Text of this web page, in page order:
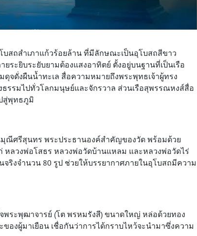
สถสำเภาแก้วร้อยล้าน ที่มีลักษณะเป็นอุโบสถสีขาว
ระยิบระยับยามต้องแสงอาทิตย์ ตั้งอยู่บนฐานที่เป็นเรือ
จดั่งผืนน้ำทะเล สื่อความหมายถึงพระพุทธเจ้าผู้ทรง
รรมไปทั่วโลกมนุษย์และจักรวาล ส่วนเรือสุพรรณหงส์สื่อ
สู่พุทธภูมิ
ณีศรีสุนทร พระประธานองค์สำคัญของวัด พร้อมด้วย
ลวงพ่อโสธร หลวงพ่อวัดบ้านแหลม และหลวงพ่อวัดไร่
ริงจำนวน 80 รูป ช่วยให้บรรยากาศภายในอุโบสถมีความ
ระพุฒาจารย์ (โต พรหมรังสี) ขนาดใหญ่ หล่อด้วยทอง
องผู้มาเยือน เชื่อกันว่าการได้กราบไหว้จะนำมาซึ่งความ